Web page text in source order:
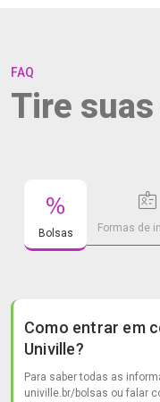
FAQ
Tire
Bolsas Formas de
Como entrar em
Univille?
Para saber todas as
univille.br/bolsas ou falar